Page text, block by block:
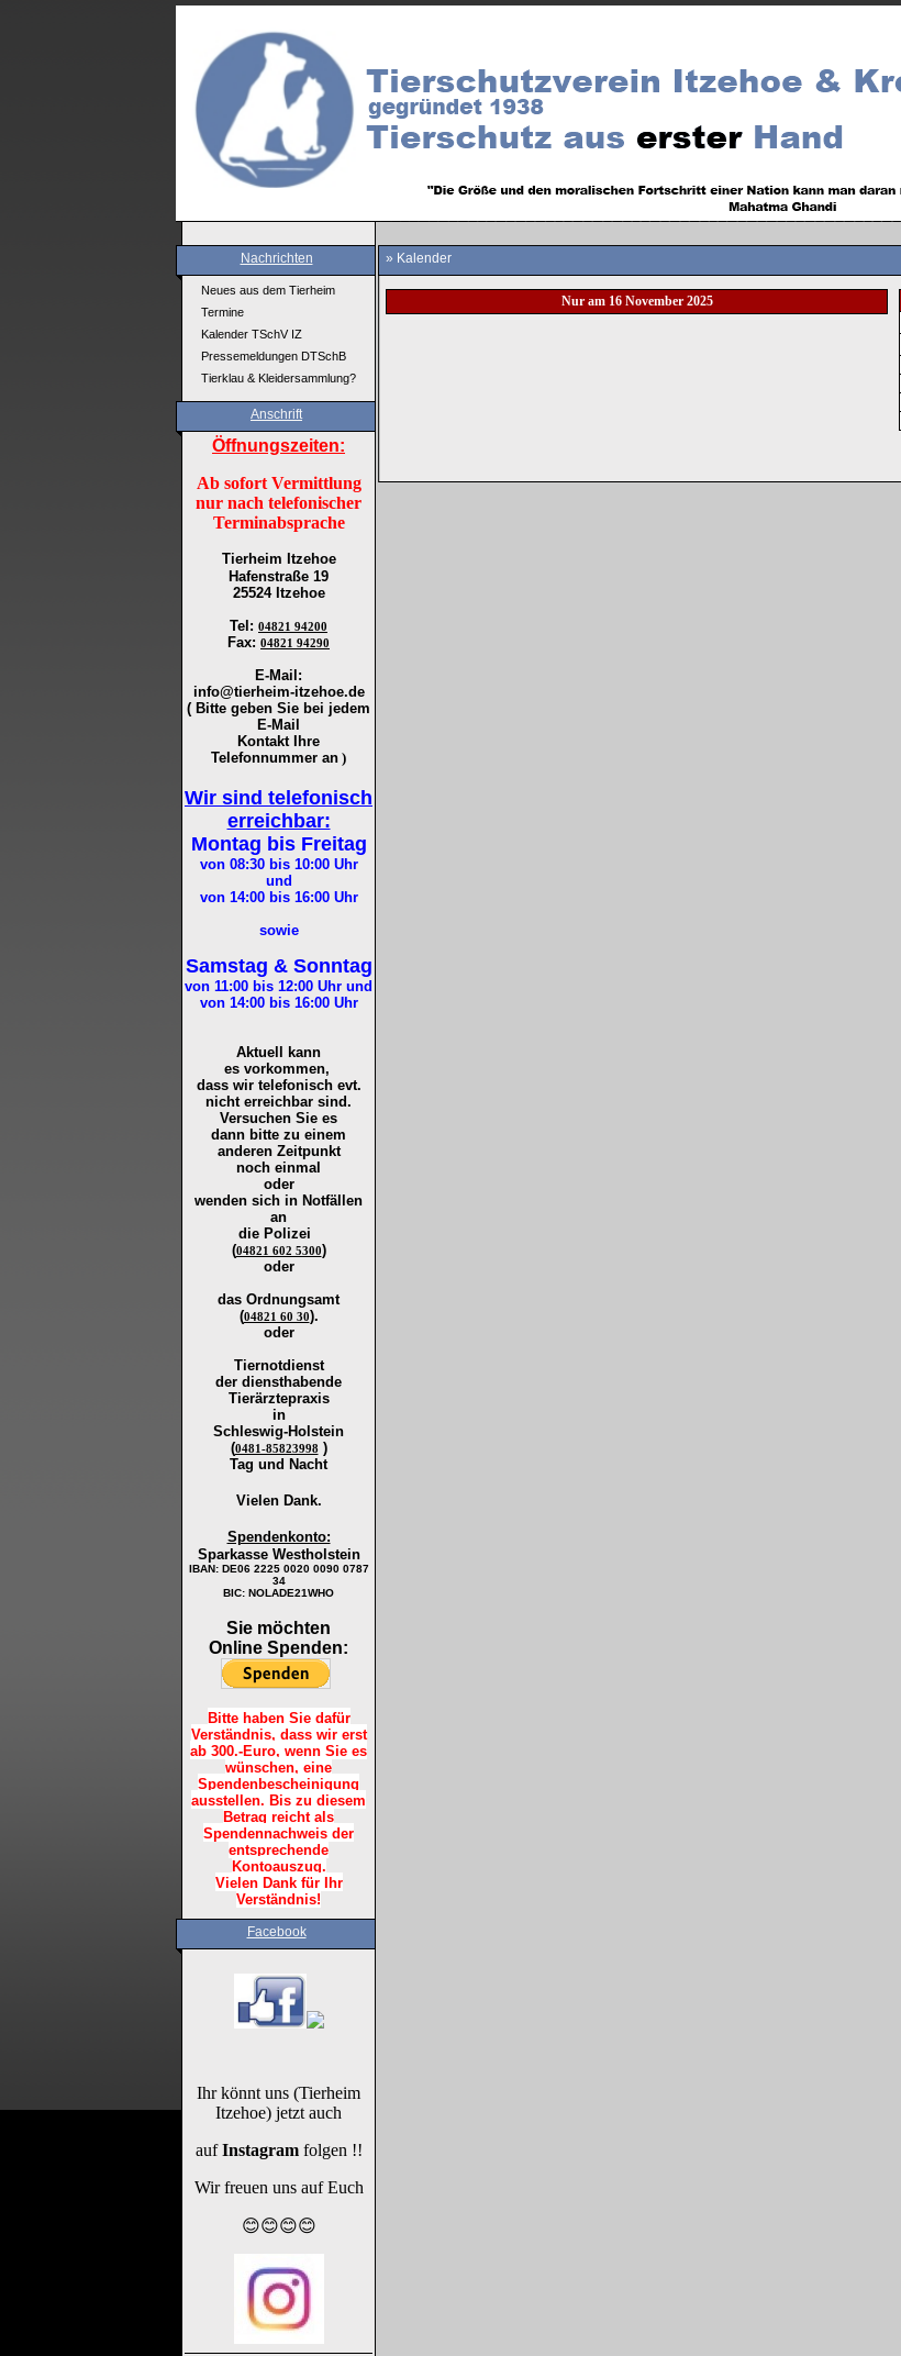
Nachrichten
Neues aus dem Tierheim
Termine
Kalender TSchV IZ
Pressemeldungen DTSchB
Tierklau & Kleidersammlung?
Anschrift
Öffnungszeiten:
Ab sofort Vermittlung
nur nach telefonischer
Terminabsprache
Tierheim Itzehoe
Hafenstraße 19
25524 Itzehoe
Tel : 04821 94200
Fax: 04821 94290
E-Mail:
info@tierheim-itzehoe.de
( Bitte geben Sie bei jedem
E-Mail
Kontakt Ihre
Telefonnummer an )
Wir sind telefonisch
erreichbar:
Montag bis Freitag
von 08:30 bis 10:00Uhr
und
von 14:00 bis 16:00Uhr
sowie
Samstag & Sonntag
von 11:00 bis 12:00 Uhr und
von 14:00 bis 16:00Uhr
Aktuell kann
es vorkommen,
dass wir telefonisch evt.
nicht erreichbar sind.
Versuchen Sie es
dann bitte zu einem
anderen Zeitpunkt
noch einmal
oder
wenden sich in Notfällen
an
die Polizei
(04821 602 5300)
oder
das Ordnungsamt
(04821 60 30).
oder
Tiernotdienst
der diensthabende
Tierärztepraxis
in
Schleswig-Holstein
(0481-85823998 )
Tag und Nacht
Vielen Dank.
Spendenkonto:
Sparkasse Westholstein
IBAN: DE06 2225 0020 0090 0787
34
BIC: NOLADE21WHO
Sie möchten
Online Spenden:
Bitte haben Sie dafür
Verständnis, dass wir erst
ab 300.-Euro, wenn Sie es
wünschen, eine
Spendenbescheinigung
ausstellen. Bis zu diesem
Betrag reicht als
Spendennachweis der
entsprechende
Kontoauszug.
Vielen Dank für Ihr
Verständnis!
Facebook
Ihr könnt uns (Tierheim
Itzehoe) jetzt auch
aufInstagramfolgen !!
Wir freuen uns auf Euch
😊😊😊😊
» Kalender
Nur am 16 November 2025